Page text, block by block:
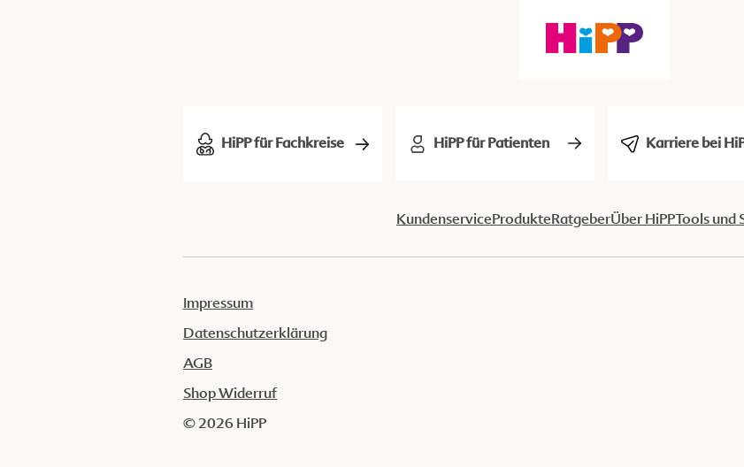
HiPP für Fachkreise HiPP für Patienten Karriere bei
KundenserviceProdukteRatgeberÜber HiPPTools und
Impressum
Datenschutzerklärung
AGB
Shop Widerruf
© 2026 HiPP